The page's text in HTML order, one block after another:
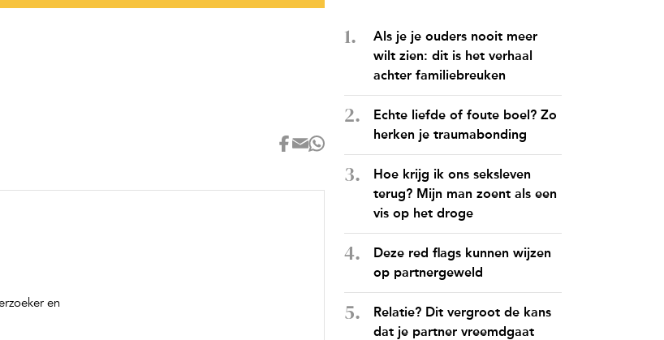
en
Als je je ouders nooit meer
wilt zien: dit is het verhaal
achter familiebreuken
Echte liefde of foute boel? Zo
herken je traumabonding
Hoe krijg ik ons seksleven
terug? Mijn man zoent als een
vis op het droge
Deze red flags kunnen wijzen
op partnergeweld
Relatie? Dit vergroot de kans
dat je partner vreemdgaat